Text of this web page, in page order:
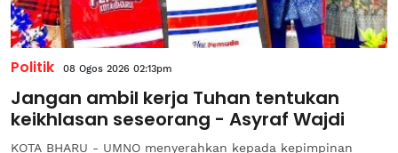
Politik 08 Ogos 2026 02:13pm
Jangan ambil kerja Tuhan tentukan
keikhlasan seseorang - Asyraf Wajdi
KOTA BHARU - UMNO menyerahkan kepada kepimpinan